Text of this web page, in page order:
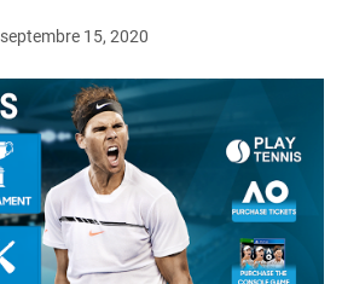
septembre 15, 2020